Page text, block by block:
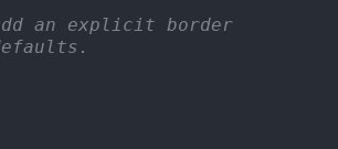
an explicit border